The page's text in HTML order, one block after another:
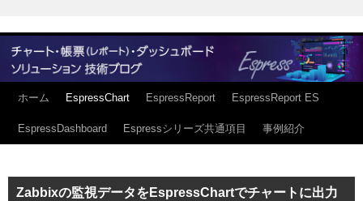
ホーム EspressChart EspressReport EspressReport ES
EspressDashboard Espressシリーズ共通項目 事例紹介
Zabbixの監視データをEspressChartでチャートに出力